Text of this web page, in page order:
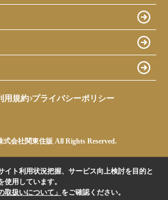
用規約 プライバシーポリシー
式会社関東住販 All Rights Reserved.
イト利用状況把握、サービス向上検討を目的と
使用しています。
取扱いについて」 をご確認ください。